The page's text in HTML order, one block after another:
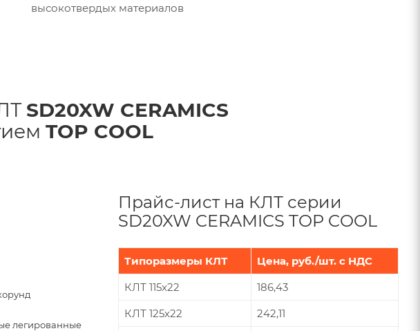
высокотвердых материалов
SD20XW CERAMICS
TOP COOL
легированные
Прайс-лист на КЛТ серии
SD20XW CERAMICS TOP COOL
Типоразмеры КЛТ
Цена, руб./шт. с НДС
КЛТ 115х22
186,43
КЛТ 125х22
242,11